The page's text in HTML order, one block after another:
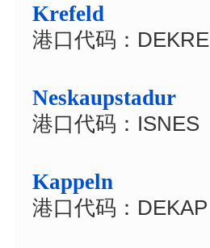
Krefeld
港口代码：DEKRE
Neskaupstadur
港口代码：ISNES
Kappeln
港口代码：DEKAP